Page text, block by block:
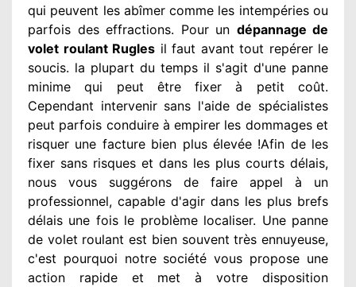
qui peuvent les abîmercomme les intempéries ou
parfois des effractions. Pour un dépannage de
volet roulant Rugles il faut avant tout repérerle
soucis. la plupart du temps il s'agit d'une panne
minime qui peut être fixer à petit coût.
Cependant intervenirsans l'aide de spécialistes
peut parfois conduire à empirer les dommageset
risquer une facture bien plus élevée!Afin de les
fixer sans risques et dans les plus courts délais,
nous vous suggérons de faire appel à un
professionnel, capable d'agir dans les plus brefs
délais une fois le problèmelocaliser. Une panne
de volet roulant est bien souvent très ennuyeuse,
c'est pourquoi notre société vous propose une
action rapide et met à votre disposition